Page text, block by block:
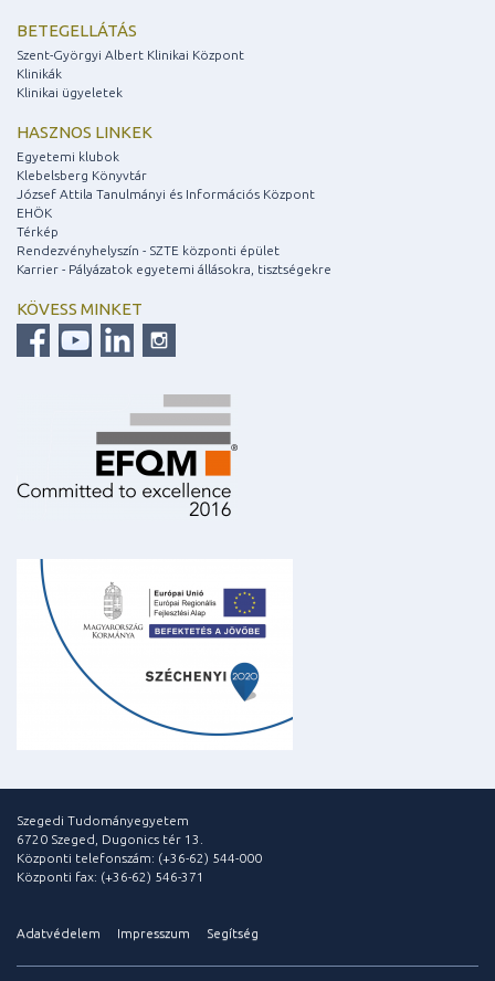
BETEGELLÁTÁS
Szent-Györgyi Albert Klinikai Központ
Klinikák
Klinikai ügyeletek
HASZNOS LINKEK
Egyetemi klubok
Klebelsberg Könyvtár
József Attila Tanulmányi és Információs Központ
EHÖK
Térkép
Rendezvényhelyszín - SZTE központi épület
Karrier - Pályázatok egyetemi állásokra, tisztségekre
KÖVESS MINKET
Szegedi Tudományegyetem
6720 Szeged, Dugonics tér 13.
Központi telefonszám: (+36-62) 544-000
Központi fax: (+36-62) 546-371
Adatvédelem Impresszum Segítség